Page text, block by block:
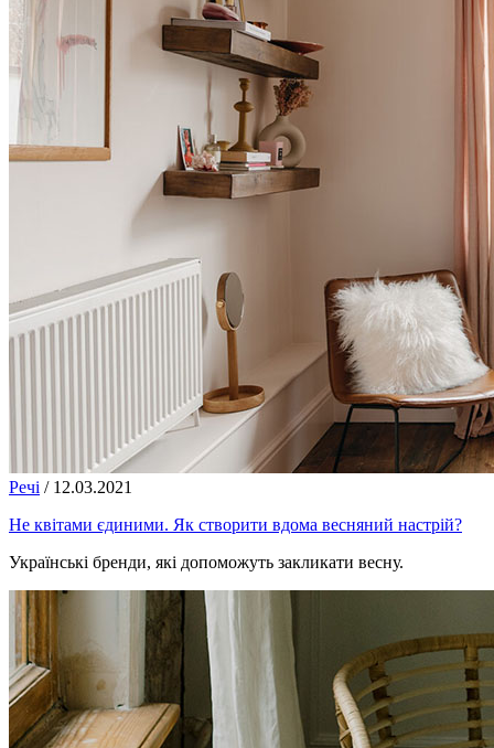
Речі / 12.03.2021
Не квітами єдиними. Як створити вдома весняний настрій?
Українські бренди, які допоможуть закликати весну.